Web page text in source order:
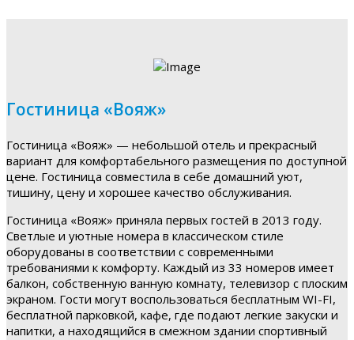
Гостиница «Вояж»
Гостиница «Вояж» — небольшой отель и прекрасный
вариант для комфортабельного размещения по доступной
цене. Гостиница совместила в себе домашний уют,
тишину, цену и хорошее качество обслуживания.
Гостиница «Вояж» приняла первых гостей в 2013 году.
Светлые и уютные номера в классическом стиле
оборудованы в соответствии с современными
требованиями к комфорту. Каждый из 33 номеров имеет
балкон, собственную ванную комнату, телевизор с плоским
экраном. Гости могут воспользоваться бесплатным WI-FI,
бесплатной парковкой, кафе, где подают легкие закуски и
напитки, а находящийся в смежном здании спортивный